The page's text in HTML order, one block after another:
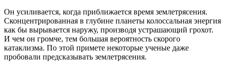
Он усиливается, когда приближается время землетрясения.
Сконцентрированная в глубине планеты колоссальная энергия
как бы вырывается наружу, производя устрашающий грохот.
И чем он громче, тем большая вероятность скорого
катаклизма. По этой примете некоторые ученые даже
пробовали предсказывать землетрясения.